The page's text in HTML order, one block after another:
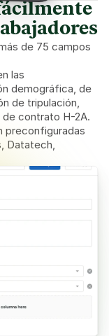
de 75 campos
las
demográfica, de
de tripulación,
contrato H-2A.
preconfiguradas
Datatech,